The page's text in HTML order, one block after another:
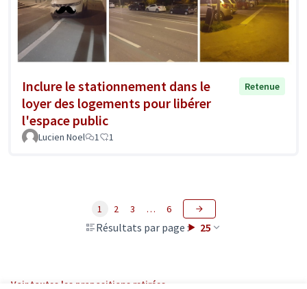
Inclure le stationnement dans le
loyer des logements pour libérer
l'espace public
Retenue
Lucien Noel 1 1
Résultats par page : 25
1 2 3 … 6
Voir toutes les propositions retirées